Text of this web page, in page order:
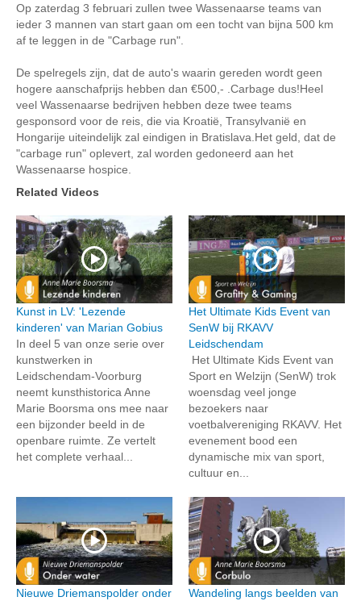
Op zaterdag 3 februari zullen twee Wassenaarse teams van
ieder 3 mannen van start gaan om een tocht van bijna 500 km
af te leggen in de "Carbage run".
De spelregels zijn, dat de auto's waarin gereden wordt geen
hogere aanschafprijs hebben dan €500,- .Carbage dus!Heel
veel Wassenaarse bedrijven hebben deze twee teams
gesponsord voor de reis, die via Kroatië, Transylvanië en
Hongarije uiteindelijk zal eindigen in Bratislava.Het geld, dat de
"carbage run" oplevert, zal worden gedoneerd aan het
Wassenaarse hospice.
Related Videos
Kunst in LV: 'Lezende
kinderen' van Marian Gobius
In deel 5 van onze serie over
kunstwerken in
Leidschendam-Voorburg
neemt kunsthistorica Anne
Marie Boorsma ons mee naar
een bijzonder beeld in de
openbare ruimte. Ze vertelt
het complete verhaal...
Het Ultimate Kids Event van
SenW bij RKAVV
Leidschendam
Het Ultimate Kids Event van
Sport en Welzijn (SenW) trok
woensdag veel jonge
bezoekers naar
voetbalvereniging RKAVV. Het
evenement bood een
dynamische mix van sport,
cultuur en...
Nieuwe Driemanspolder onder
Wandeling langs beelden van